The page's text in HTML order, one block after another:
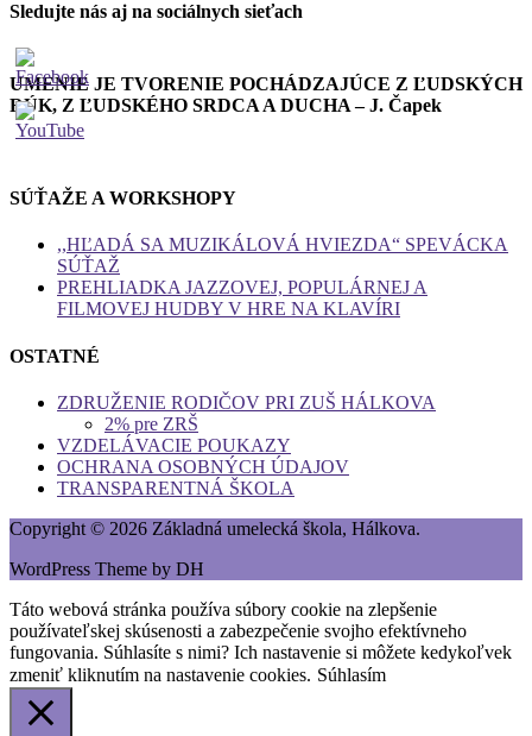
Sledujte nás aj na sociálnych sieťach
UMENIE JE TVORENIE POCHÁDZAJÚCE Z ĽUDSKÝCH
RÚK, Z ĽUDSKÉHO SRDCA A DUCHA – J. Čapek
SÚŤAŽE A WORKSHOPY
,,HĽADÁ SA MUZIKÁLOVÁ HVIEZDA“ SPEVÁCKA
SÚŤAŽ
PREHLIADKA JAZZOVEJ, POPULÁRNEJ A
FILMOVEJ HUDBY V HRE NA KLAVÍRI
OSTATNÉ
ZDRUŽENIE RODIČOV PRI ZUŠ HÁLKOVA
2% pre ZRŠ
VZDELÁVACIE POUKAZY
OCHRANA OSOBNÝCH ÚDAJOV
TRANSPARENTNÁ ŠKOLA
Copyright © 2026 Základná umelecká škola, Hálkova.
WordPress Theme by DH
Táto webová stránka používa súbory cookie na zlepšenie
používateľskej skúsenosti a zabezpečenie svojho efektívneho
fungovania. Súhlasíte s nimi? Ich nastavenie si môžete kedykoľvek
zmeniť kliknutím na nastavenie cookies. Súhlasím